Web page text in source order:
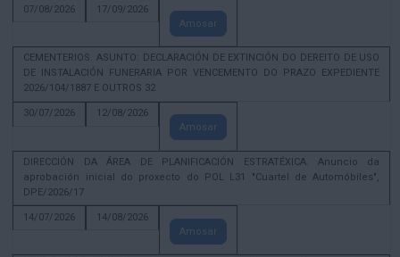
07/08/2026
17/09/2026
Amosar
CEMENTERIOS. ASUNTO: DECLARACIÓN DE EXTINCIÓN DO DEREITO DE USO
DE INSTALACIÓN FUNERARIA POR VENCEMENTO DO PRAZO EXPEDIENTE
2026/104/1887 E OUTROS 32
30/07/2026
12/08/2026
Amosar
DIRECCIÓN DA ÁREA DE PLANIFICACIÓN ESTRATÉXICA. Anuncio da
aprobación inicial do proxecto do POL L31 "Cuartel de Automóbiles",
DPE/2026/17
14/07/2026
14/08/2026
Amosar